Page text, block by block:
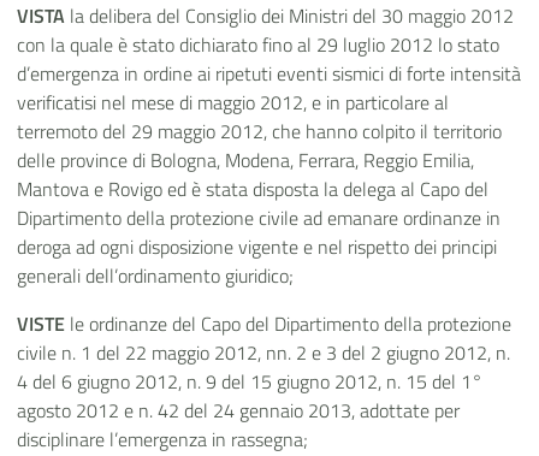
VISTA la delibera del Consiglio dei Ministri del 30 maggio 2012
con la quale è stato dichiarato fino al 29 luglio 2012 lo stato
d’emergenza in ordine ai ripetuti eventi sismici di forte intensità
verificatisi nel mese di maggio 2012, e in particolare al
terremoto del 29 maggio 2012, che hanno colpito il territorio
delle province di Bologna, Modena, Ferrara, Reggio Emilia,
Mantova e Rovigo ed è stata disposta la delega al Capo del
Dipartimento della protezione civile ad emanare ordinanze in
deroga ad ogni disposizione vigente e nel rispetto dei principi
generali dell’ordinamento giuridico;
VISTE le ordinanze del Capo del Dipartimento della protezione
civile n. 1 del 22 maggio 2012, nn. 2 e 3 del 2 giugno 2012, n.
4 del 6 giugno 2012, n. 9 del 15 giugno 2012, n. 15 del 1°
agosto 2012 e n. 42 del 24 gennaio 2013, adottate per
disciplinare l’emergenza in rassegna;